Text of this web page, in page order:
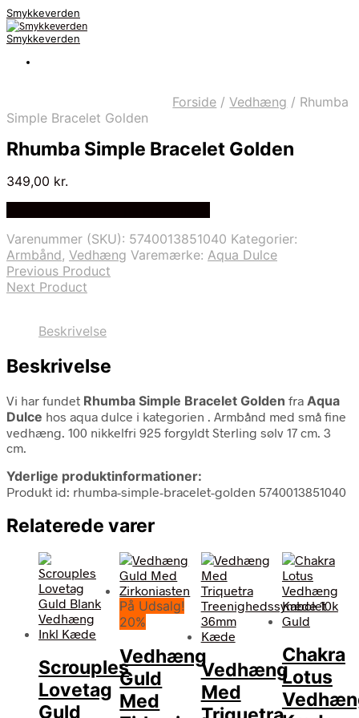
Smykkeverden
Smykkeverden
Forside / Vedhæng / Rhumba
Simple Bracelet Golden
Rhumba Simple Bracelet Golden
349,00 kr.
Varenummer (SKU): 5740013851040 Kategorier:
Armbånd, Vedhæng Varemærke: Aqua Dulce
Previous Product
Next Product
Beskrivelse
Beskrivelse
Vi har fundet Rhumba Simple Bracelet Golden fra Aqua
Dulce hos aqua dulce i kategorien . Armbånd med små fine
vedhæng. 100 nikkelfri 925 forgyldt Sterling sølv 17 cm. 3
cm.
Yderlige produktinformationer:
Produkt id: rhumba-simple-bracelet-golden 5740013851040
Relaterede varer
Scrouples
Lovetag
Guld
På Udsalg!
20%
Vedhæng
Guld
Med
Vedhæng
Med
Chakra
Lotus